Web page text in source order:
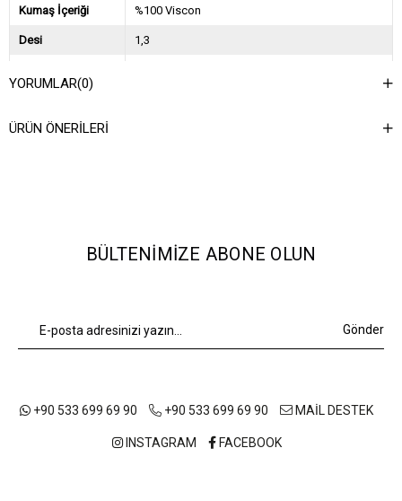
Kumaş İçeriği %100 Viscon
Desi 1,3
YORUMLAR(0)
ÜRÜN ÖNERILERI
BÜLTENIMIZE ABONE OLUN
Gönder
+90 533 699 69 90 +90 533 699 69 90 MAİL DESTEK
INSTAGRAM FACEBOOK